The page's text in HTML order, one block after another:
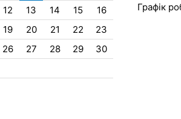
12 13 14 15
16
19 20 21 22
23
26 27 28 29
30
Графік